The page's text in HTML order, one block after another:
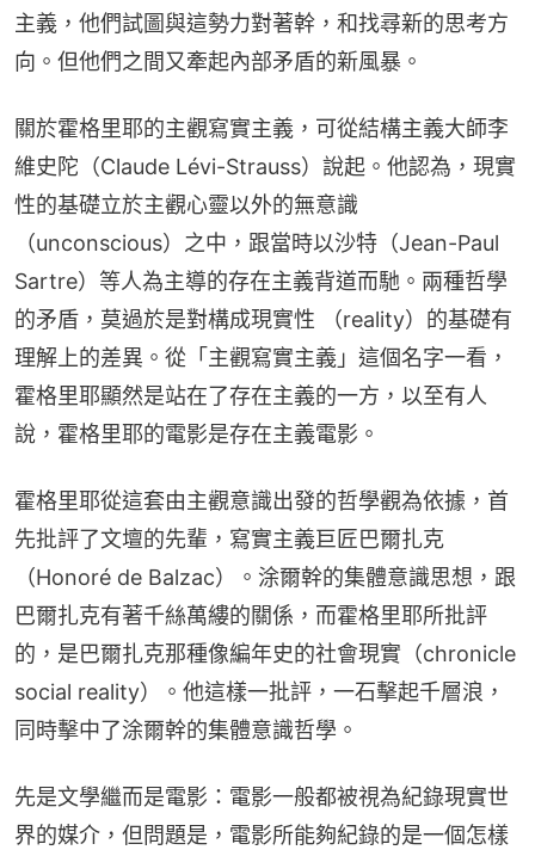
主義，他們試圖與這勢力對著幹，和找尋新的思考方
向。但他們之間又牽起內部矛盾的新風暴。
關於霍格里耶的主觀寫實主義，可從結構主義大師李
維史陀（Claude Lévi-Strauss）說起。他認為，現實
性的基礎立於主觀心靈以外的無意識
（unconscious）之中，跟當時以沙特（Jean-Paul
Sartre）等人為主導的存在主義背道而馳。兩種哲學
的矛盾，莫過於是對構成現實性 （reality）的基礎有
理解上的差異。從「主觀寫實主義」這個名字一看，
霍格里耶顯然是站在了存在主義的一方，以至有人
說，霍格里耶的電影是存在主義電影。
霍格里耶從這套由主觀意識出發的哲學觀為依據，首
先批評了文壇的先輩，寫實主義巨匠巴爾扎克
（Honoré de Balzac）。涂爾幹的集體意識思想，跟
巴爾扎克有著千絲萬縷的關係，而霍格里耶所批評
的，是巴爾扎克那種像編年史的社會現實（chronicle
social reality）。他這樣一批評，一石擊起千層浪，
同時擊中了涂爾幹的集體意識哲學。
先是文學繼而是電影：電影一般都被視為紀錄現實世
界的媒介，但問題是，電影所能夠紀錄的是一個怎樣